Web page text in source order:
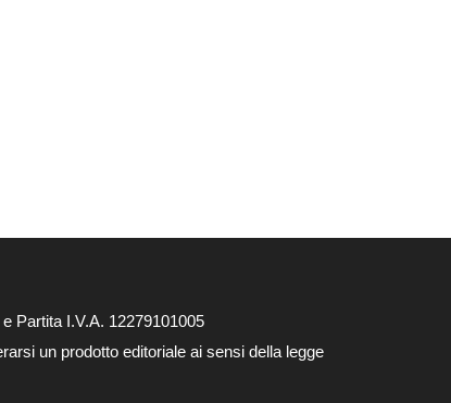
Partita I.V.A. 12279101005
un prodotto editoriale ai sensi della legge